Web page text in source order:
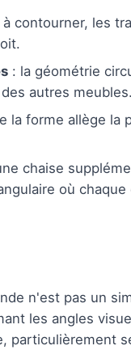
à contourner, les
: la géométrie
autres meubles.
la forme allège la
chaise
où
n'est pas un
les angles
particulièrement